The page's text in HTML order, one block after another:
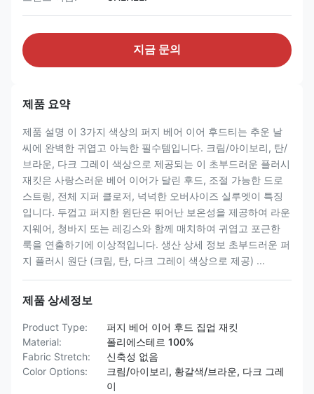
지금 문의
제품 요약
제품 설명 이 3가지 색상의 퍼지 베어 이어 후드티는 추운 날
씨에 완벽한 귀엽고 아늑한 필수템입니다. 크림/아이보리, 탄/
브라운, 다크 그레이 색상으로 제공되는 이 초부드러운 플러시
재킷은 사랑스러운 베어 이어가 달린 후드, 조절 가능한 드로
스트링, 전체 지퍼 클로저, 넉넉한 오버사이즈 실루엣이 특징
입니다. 두껍고 퍼지한 원단은 뛰어난 보온성을 제공하여 라운
지웨어, 청바지 또는 레깅스와 함께 매치하여 귀엽고 포근한
룩을 연출하기에 이상적입니다. 생산 상세 정보 초부드러운 퍼
지 플러시 원단 (크림, 탄, 다크 그레이 색상으로 제공) ...
제품 상세정보
Product Type:
퍼지 베어 이어 후드 집업 재킷
Material:
폴리에스테르 100%
Fabric Stretch:
신축성 없음
Color Options:
크림/아이보리, 황갈색/브라운, 다크 그레
이